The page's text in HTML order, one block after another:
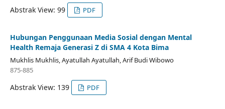
Abstrak View: 99 PDF
Hubungan Penggunaan Media Sosial dengan Mental
Health Remaja Generasi Z di SMA 4 Kota Bima
Mukhlis Mukhlis, Ayatullah Ayatullah, Arif Budi Wibowo
875-885
Abstrak View: 139 PDF